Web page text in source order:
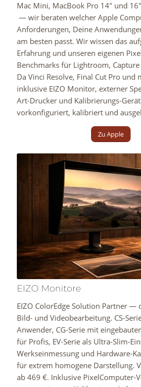
Mac Mini, MacBook Pro 14″ und
— wir beraten welcher Apple
Anforderungen, Deine
am besten passt. Wir wissen das
Erfahrung und unseren eigenen
Benchmarks für Lightroom,
Da Vinci Resolve, Final Cut Pro und
inklusive EIZO Monitor, externer
Art-Drucker und Kalibrierungs-
vorkonfiguriert, kalibriert und
Zu Apple
EIZO Monitore
EIZO ColorEdge Solution Partner —
Bild- und Videobearbeitung. CS-
Anwender, CG-Serie mit
für Profis, EV-Serie als Ultra-Slim-
Werkseinmessung und Hardware-
für extrem homogene Darstellung.
ab 469 €. Inklusive PixelComputer-